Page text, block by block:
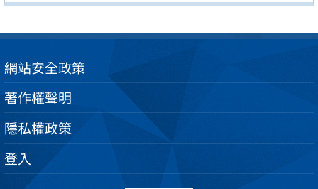
網站安全政策
著作權聲明
隱私權政策
登入